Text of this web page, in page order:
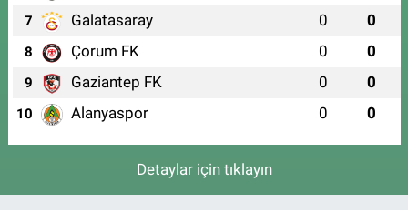
7 Galatasaray 0 0
8 Çorum FK 0 0
9 Gaziantep FK 0 0
10 Alanyaspor 0 0
Detaylar için tıklayın